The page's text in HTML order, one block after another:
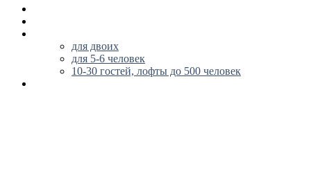
для двоих
для 5-6 человек
10-30 гостей, лофты до 500 человек